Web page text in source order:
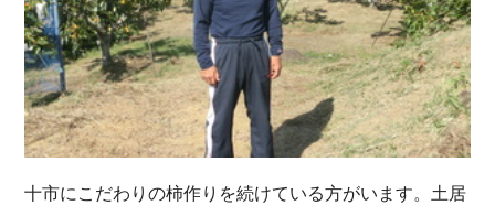
十市にこだわりの柿作りを続けている方がいます。土居